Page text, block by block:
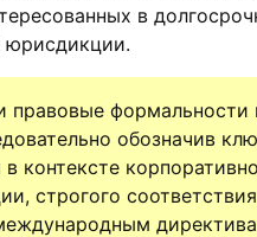
в
юрисдикции.
правовые формальности
обозначив
строгого